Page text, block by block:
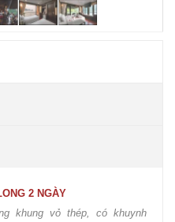
2 NGÀY
khung vỏ thép, có khuynh